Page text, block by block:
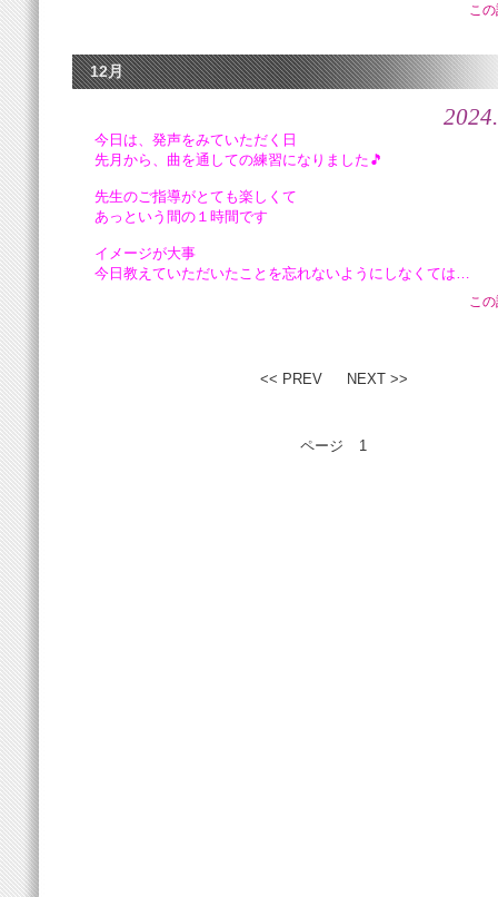
こ
12月
今日は、発声をみていただく日
先月から、曲を通しての練習になりました🎵
先生のご指導がとても楽しくて
あっという間の１時間です
イメージが大事
今日教えていただいたことを忘れないようにしなくては…
こ
<< PREV NEXT >>
ページ 1